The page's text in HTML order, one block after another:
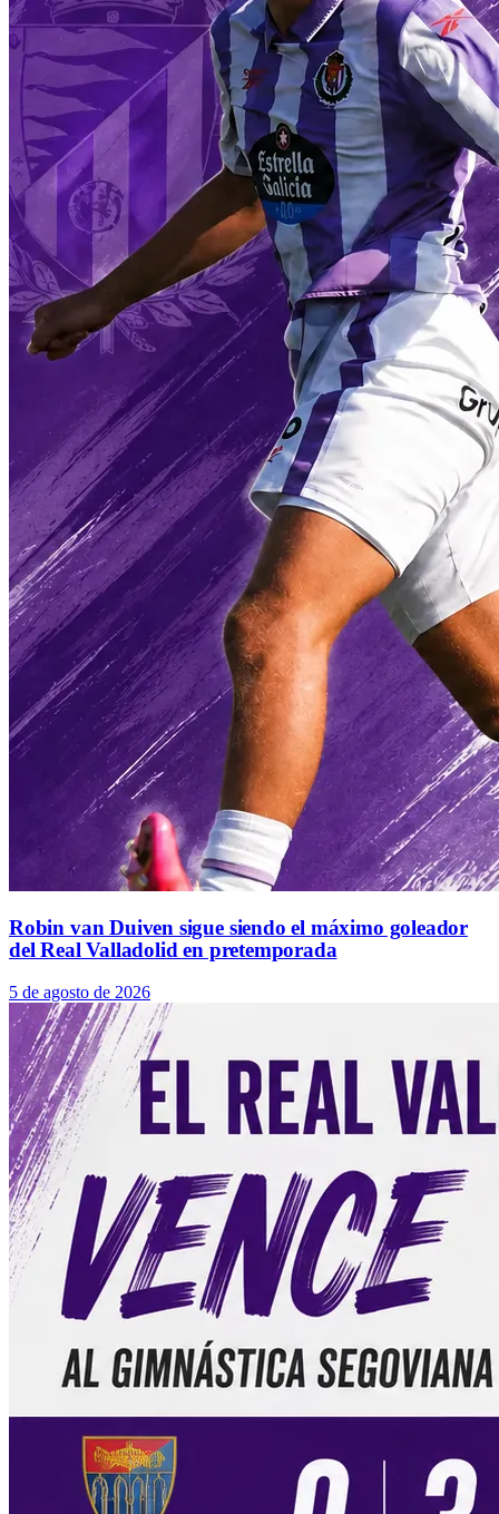
Robin van Duiven sigue siendo el máximo goleador
del Real Valladolid en pretemporada
5 de agosto de 2026